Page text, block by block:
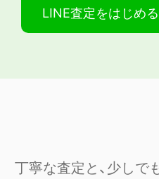
LINE査定をはじめる
丁寧な査定と、少しで